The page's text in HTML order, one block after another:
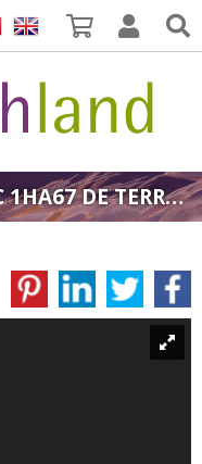
BATIMENT AGRICOLE AVEC 1HA67 DE TERRES ATTENANTES